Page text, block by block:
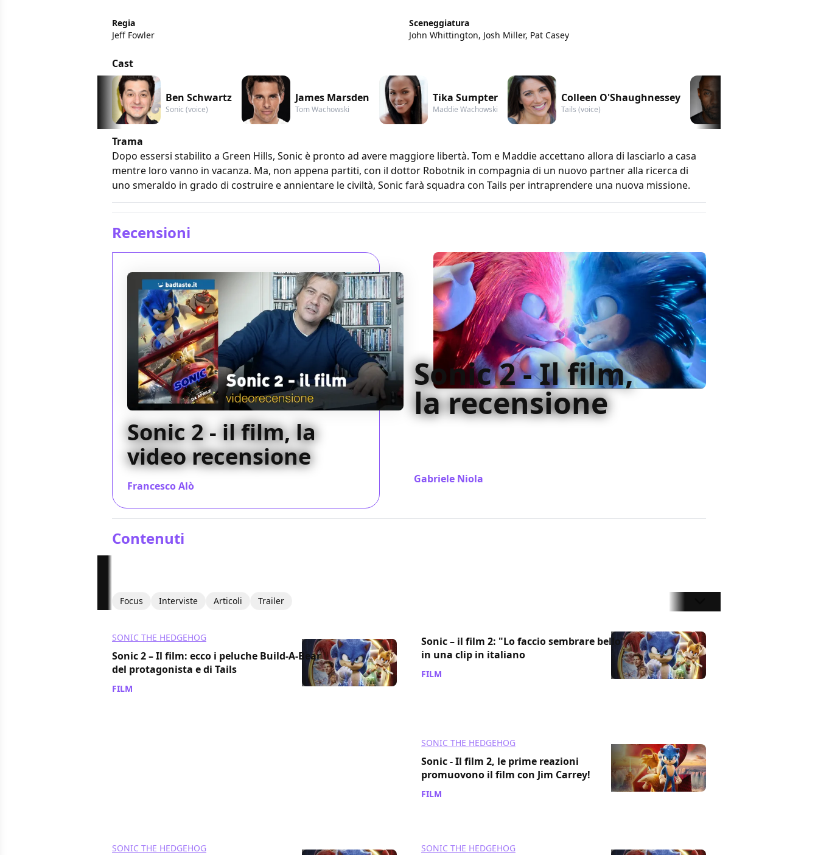
Regia
Jeff Fowler
Sceneggiatura
John Whittington, Josh Miller, Pat Casey
Cast
Ben Schwartz
Sonic (voice)
James Marsden
Tom Wachowski
Tika Sumpter
Maddie Wachowski
Colleen O'Shaughnessey
Tails (voice)
Trama
Dopo essersi stabilito a Green Hills, Sonic è pronto ad avere maggiore libertà. Tom e Maddie accettano allora di lasciarlo a casa
mentre loro vanno in vacanza. Ma, non appena partiti, con il dottor Robotnik in compagnia di un nuovo partner alla ricerca di
uno smeraldo in grado di costruire e annientare le civiltà, Sonic farà squadra con Tails per intraprendere una nuova missione.
Recensioni
Sonic 2 - il film, la
video recensione
Francesco Alò
Sonic 2 - Il film,
la recensione
Gabriele Niola
Contenuti
Focus Interviste Articoli Trailer
SONIC THE HEDGEHOG
Sonic 2 – Il film: ecco i peluche Build-A-Bear
del protagonista e di Tails
FILM
Sonic – il film 2: "Lo faccio sembrare bello"
in una clip in italiano
FILM
SONIC THE HEDGEHOG
Sonic - Il film 2, le prime reazioni
promuovono il film con Jim Carrey!
FILM
SONIC THE HEDGEHOG SONIC THE HEDGEHOG